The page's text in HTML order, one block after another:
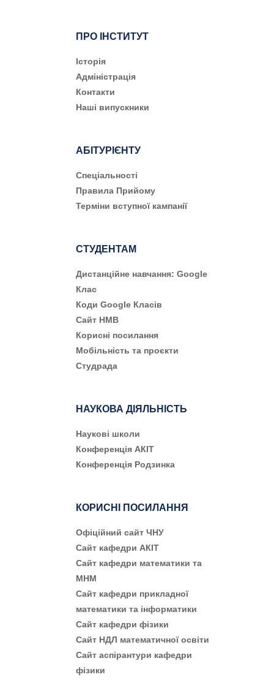
ПРО ІНСТИТУТ
Історія
Адміністрація
Контакти
Наші випускники
АБІТУРІЄНТУ
Cпеціальності
Правила Прийому
Терміни вступної кампанії
СТУДЕНТАМ
Дистанційне навчання: Google
Клас
Коди Google Класів
Сайт НМВ
Корисні посилання
Мобільність та проєкти
Студрада
НАУКОВА ДІЯЛЬНІСТЬ
Наукові школи
Конференція АКІТ
Конференція Родзинка
КОРИСНІ ПОСИЛАННЯ
Офіційний сайт ЧНУ
Сайт кафедри АКІТ
Сайт кафедри математики та
МНМ
Сайт кафедри прикладної
математики та інформатики
Сайт кафедри фізики
Сайт НДЛ математичної освіти
Сайт аспірантури кафедри
фізики